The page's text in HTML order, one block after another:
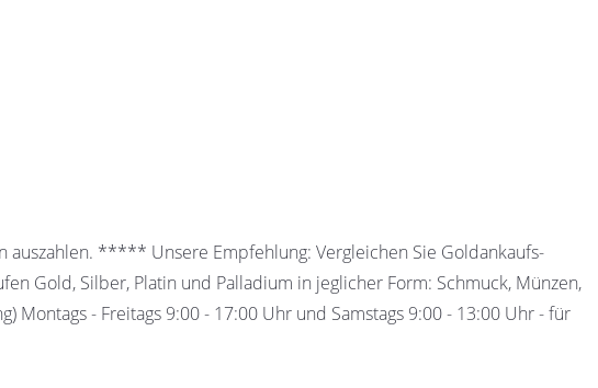
auszahlen. ***** Unsere Empfehlung: Vergleichen Sie Goldankaufs-
Gold, Silber, Platin und Palladium in jeglicher Form: Schmuck, Münzen,
- Freitags 9:00 - 17:00 Uhr und Samstags 9:00 - 13:00 Uhr - für